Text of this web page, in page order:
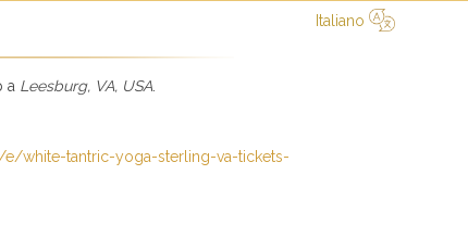
Italiano
a Leesburg, VA, USA
white-tantric-yoga-sterling-va-tickets-